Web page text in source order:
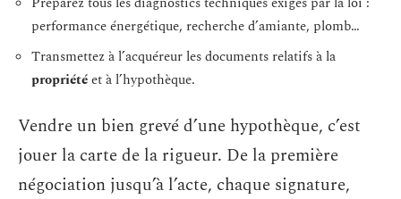
performance énergétique, recherche d’amiante, plomb…
Transmettez à l’acquéreur les documents relatifs à la
propriétéet à l’hypothèque.
Vendre un bien grevé d’une hypothèque, c’est
jouer la carte de la rigueur. De la première
négociation jusqu’à l’acte, chaque signature,